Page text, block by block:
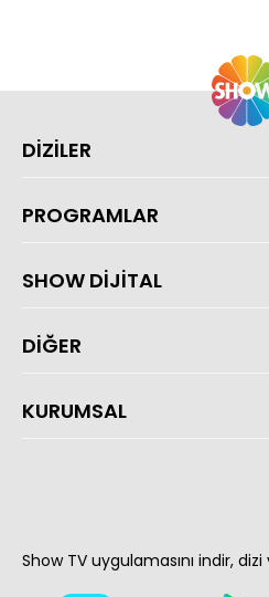
DİZİLER
PROGRAMLAR
SHOW DİJİTAL
DİĞER
KURUMSAL
Show TV uygulamasını indir,